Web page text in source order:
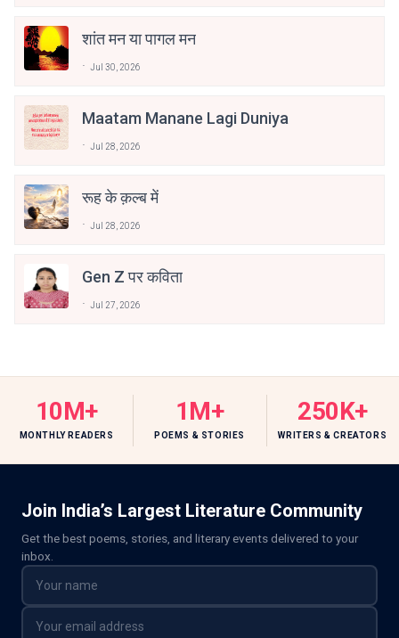
शांत मन या पागल मन
Jul 30, 2026
Maatam Manane Lagi Duniya
Jul 28, 2026
रूह के क़ल्ब में
Jul 28, 2026
Gen Z पर कविता
Jul 27, 2026
10M+
MONTHLY READERS
1M+
POEMS & STORIES
250K+
WRITERS & CREATORS
Join India’s Largest Literature Community
Get the best poems, stories, and literary events delivered to your
inbox.